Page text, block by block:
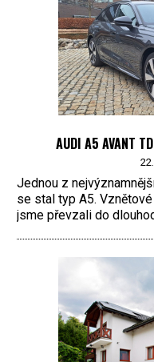
AUDI A5 AVANT
Jednou z
se stal typ A5.
jsme převzali do